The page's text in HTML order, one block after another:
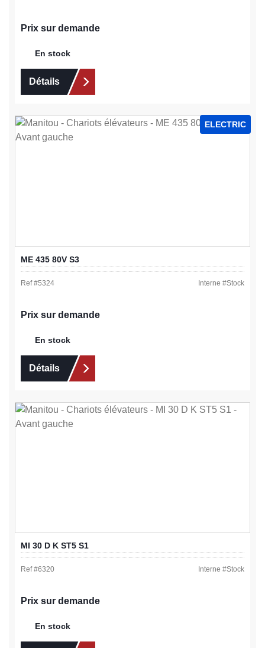
Prix sur demande
En stock
Détails
ELECTRIC
ME 435 80V S3
Ref #5324 Interne #Stock
Prix sur demande
En stock
Détails
MI 30 D K ST5 S1
Ref #6320 Interne #Stock
Prix sur demande
En stock